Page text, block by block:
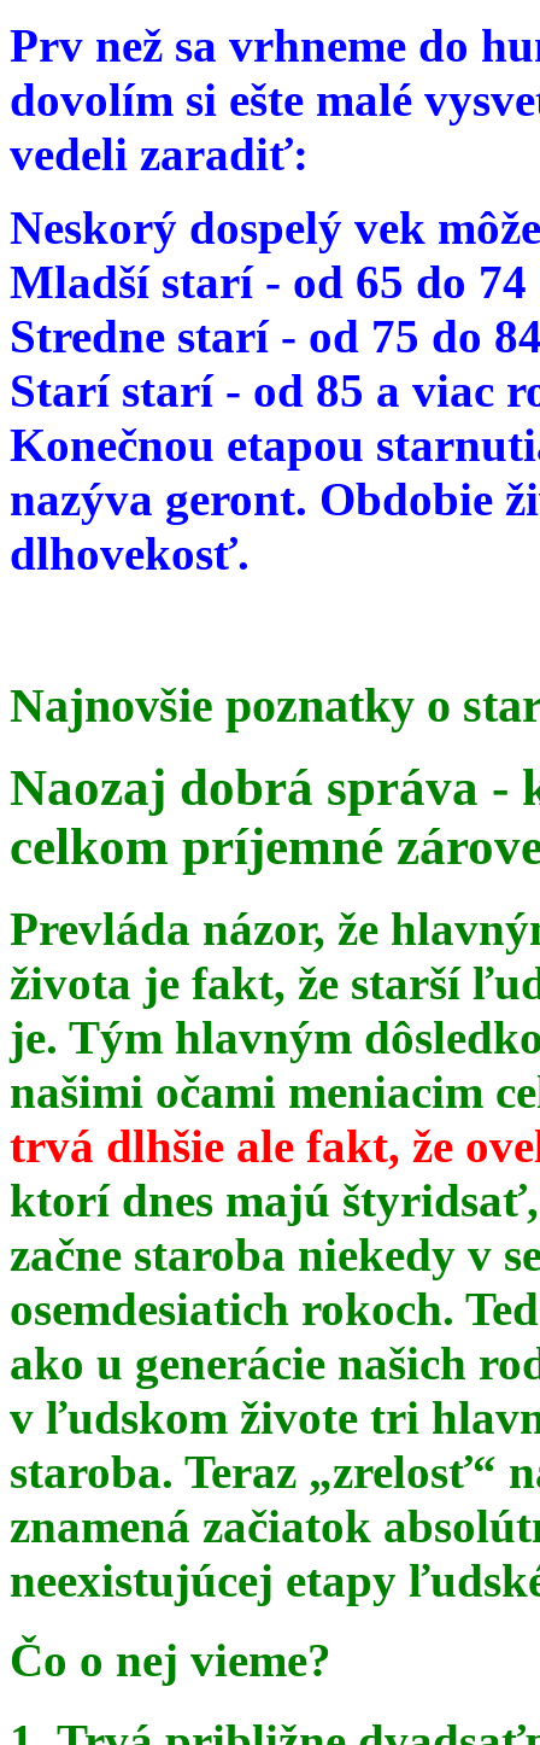
Prv než sa vrhneme do
dovolím si ešte malé
vedeli zaradiť:
Neskorý dospelý vek
Mladší starí - od 65 do
Stredne starí - od 75 do
Starí starí - od 85 a viac
Konečnou etapou
nazýva geront. Obdobie
dlhovekosť.
Najnovšie poznatky o
Naozaj dobrá správa -
celkom príjemné
Prevláda názor, že
života je fakt, že starší
je. Tým hlavným
našimi očami meniacim
trvá dlhšie ale fakt, že
ktorí dnes majú
začne staroba niekedy v
osemdesiatich rokoch.
ako u generácie našich
v ľudskom živote tri
staroba. Teraz „zrelosť“
znamená začiatok
neexistujúcej etapy
Čo o nej vieme?